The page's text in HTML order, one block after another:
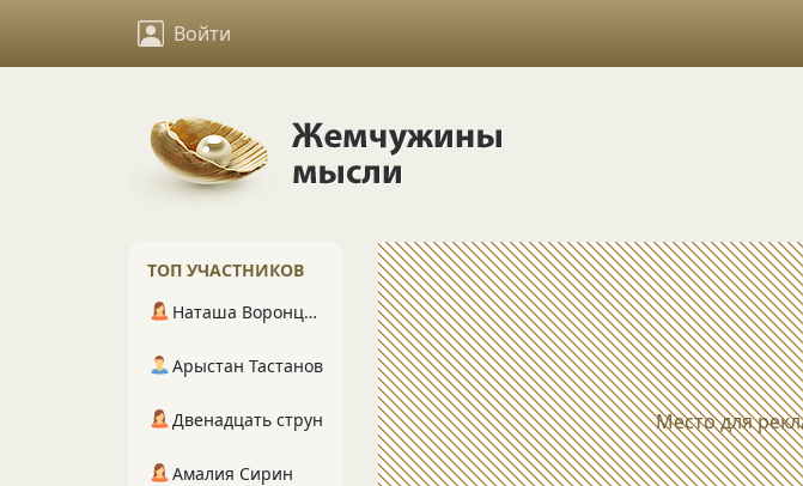
Войти
Место для
ТОП УЧАСТНИКОВ
Наташа Воронцова
Арыстан Тастанов
Двенадцать струн
Амалия Сирин